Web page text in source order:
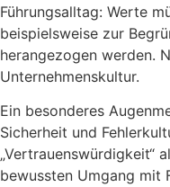
Führungsalltag: Werte
beispielsweise zur
herangezogen werden.
Unternehmenskultur.
Ein besonderes
Sicherheit und
„Vertrauenswürdigkeit“
bewussten Umgang mit